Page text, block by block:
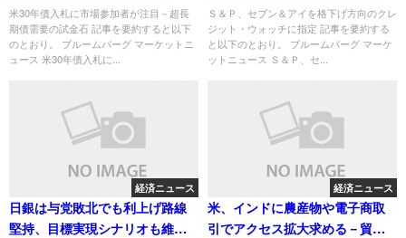
米30年債入札に市場参加者が注目－超長
期債需要の試金石 記事を要約すると以下
のとおり。 ブルームバーグ マーケットニ
ュース 米30年債入札に...
指定
Ｓ＆Ｐ、セブン＆アイを格下げ方向のクレ
ジット・ウォッチに指定 記事を要約する
と以下のとおり。 ブルームバーグ マーケ
ットニュース Ｓ＆Ｐ、セ...
経済ニュース
日銀は与党敗北でも利上げ路線
堅持、目標実現シナリオも維持
経済ニュース
米、インドに農産物や電子商取
引でアクセス拡大求める－貿易